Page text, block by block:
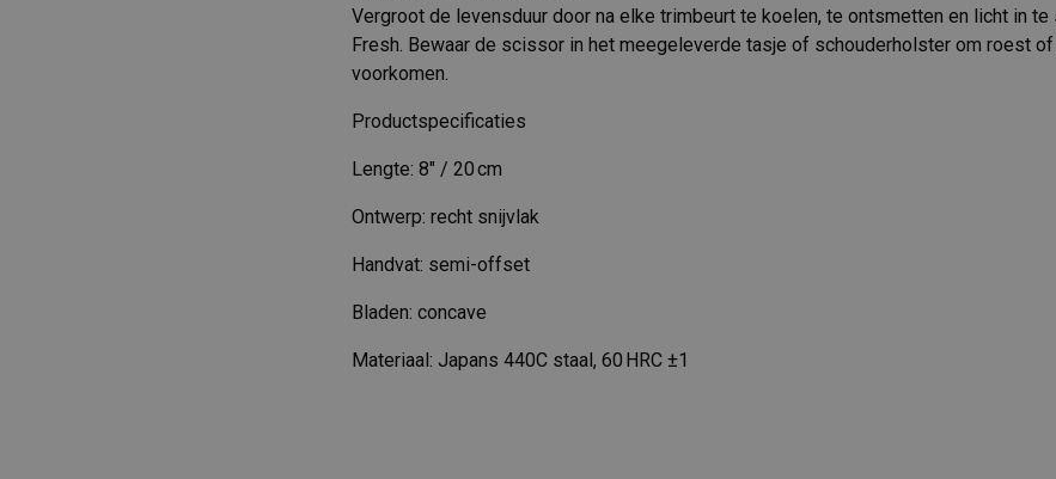
Vergroot de levensduur door na elke trimbeurt te koelen, te ontsmetten en licht in
Fresh. Bewaar de scissor in het meegeleverde tasje of schouderholster om roest
voorkomen.
Productspecificaties
Lengte: 8″ / 20 cm
Ontwerp: recht snijvlak
Handvat: semi-offset
Bladen: concave
Materiaal: Japans 440C staal, 60 HRC ±1